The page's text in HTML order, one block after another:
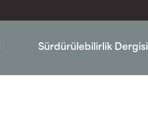
Sürdürülebilirlik Dergisi